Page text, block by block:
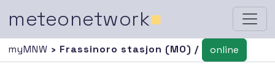
meteonetwork■
myMNW › Frassinoro stasjon (MO) / online